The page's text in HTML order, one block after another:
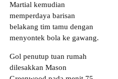
Martial kemudian
memperdaya barisan
belakang tim tamu dengan
menyontek bola ke gawang.
Gol penutup tuan rumah
dilesakkan Mason